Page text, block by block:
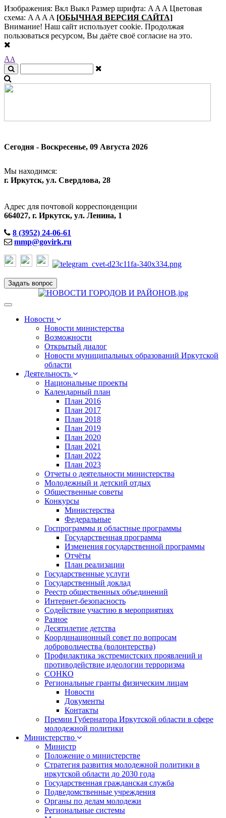
Изображения: Вкл Выкл Размер шрифта: A A A Цветовая
схема: A A A A [ОБЫЧНАЯ ВЕРСИЯ САЙТА]
Внимание! Наш сайт использует cookie. Продолжая
пользоваться ресурсом, Вы даёте своё согласие на это.
AA
Сегодня - Воскресенье, 09 Августа 2026
Мы находимся:
г. Иркутск, ул. Свердлова, 28
Адрес для почтовой корреспонденции
664027, г. Иркутск, ул. Ленина, 1
8 (3952) 24-06-61
mmp@govirk.ru
Задать вопрос
Toggle
navigationНовости
Новости министерства
Возможности
Открытый диалог
Новости муниципальных образований Иркутской
области
Деятельность
Национальные проекты
Календарный план
План 2016
План 2017
План 2018
План 2019
План 2020
План 2021
План 2022
План 2023
Отчеты о деятельности министерства
Молодежный и детский отдых
Общественные советы
Конкурсы
Министерства
Федеральные
Госпрограммы и областные программы
Государственная программа
Изменения государственной программы
Отчёты
План реализации
Государственные услуги
Государственный доклад
Реестр общественных объединений
Интернет-безопасность
Содействие участию в мероприятиях
Разное
Десятилетие детства
Координационный совет по вопросам
добровольчества (волонтерства)
Профилактика экстремистских проявлений и
противодействие идеологии терроризма
СОНКО
Региональные гранты физическим лицам
Новости
Документы
Контакты
Премии Губернатора Иркутской области в сфере
молодежной политики
Министерство
Министр
Положение о министерстве
Стратегия развития молодежной политики в
иркутской области до 2030 года
Государственная гражданская служба
Подведомственные учреждения
Органы по делам молодежи
Региональные системы